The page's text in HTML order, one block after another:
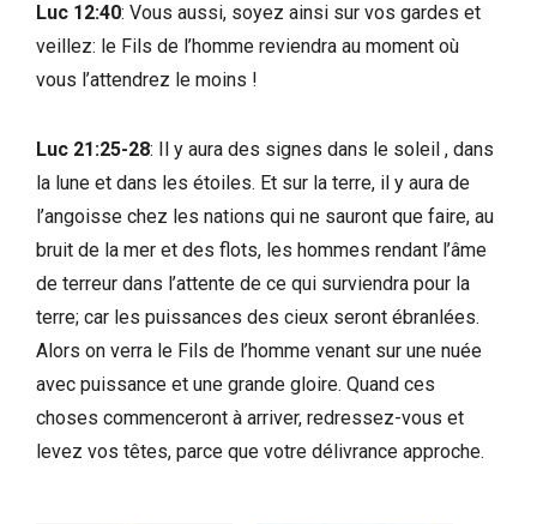
Luc 12:40: Vous aussi, soyez ainsi sur vos gardes et
veillez: le Fils de l’homme reviendra au moment où
vous l’attendrez le moins !
Luc 21:25-28: Il y aura des signes dans le soleil , dans
la lune et dans les étoiles. Et sur la terre, il y aura de
l’angoisse chez les nations qui ne sauront que faire, au
bruit de la mer et des flots, les hommes rendant l’âme
de terreur dans l’attente de ce qui surviendra pour la
terre; car les puissances des cieux seront ébranlées.
Alors on verra le Fils de l’homme venant sur une nuée
avec puissance et une grande gloire. Quand ces
choses commenceront à arriver, redressez-vous et
levez vos têtes, parce que votre délivrance approche.